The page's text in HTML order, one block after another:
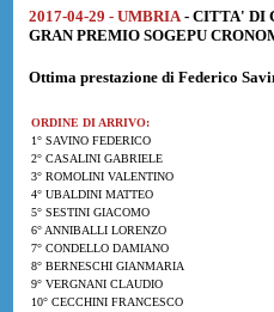
2017-04-29 - UMBRIA - CITTA' DI
GRAN PREMIO SOGEPU
Ottima prestazione di Federico
ORDINE DI ARRIVO:
1° SAVINO FEDERICO
2° CASALINI GABRIELE
3° ROMOLINI VALENTINO
4° UBALDINI MATTEO
5° SESTINI GIACOMO
6° ANNIBALLI LORENZO
7° CONDELLO DAMIANO
8° BERNESCHI GIANMARIA
9° VERGNANI CLAUDIO
10° CECCHINI FRANCESCO